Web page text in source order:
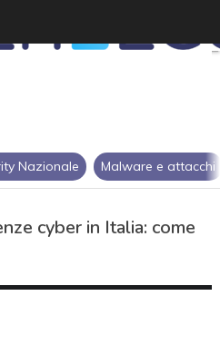
Nazionale Malware e attacchi
cyber in Italia: come